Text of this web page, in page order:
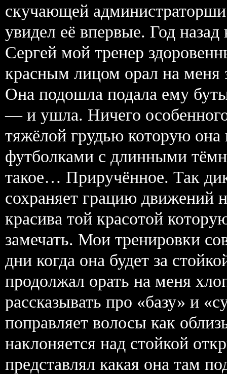
скучающей
увидел её впервые. Год
Сергей мой тренер
красным лицом орал на меня
Она подошла подала ему
— и ушла. Ничего
тяжёлой грудью которую
футболками с длинными
такое… Приручённое. Так
сохраняет грацию движений
красива той красотой
замечать. Мои тренировки
дни когда она будет за
продолжал орать на меня
рассказывать про «базу» и
поправляет волосы как
наклоняется над стойкой
представлял какая она там